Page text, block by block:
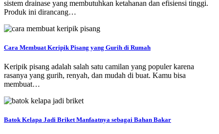
sistem drainase yang membutuhkan ketahanan dan efisiensi tinggi.
Produk ini dirancang…
Cara Membuat Keripik Pisang yang Gurih di Rumah
Keripik pisang adalah salah satu camilan yang populer karena
rasanya yang gurih, renyah, dan mudah di buat. Kamu bisa
membuat…
Batok Kelapa Jadi Briket Manfaatnya sebagai Bahan Bakar